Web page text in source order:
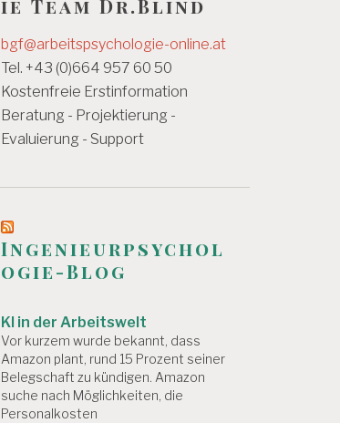
ie Team Dr.Blind
bgf@arbeitspsychologie-online.at
Tel. +43 (0)664 957 60 50
Kostenfreie Erstinformation
Beratung - Projektierung -
Evaluierung - Support
Ingenieurpsychol
ogie-Blog
KI in der Arbeitswelt
Vor kurzem wurde bekannt, dass
Amazon plant, rund 15 Prozent seiner
Belegschaft zu kündigen. Amazon
suche nach Möglichkeiten, die
Personalkosten